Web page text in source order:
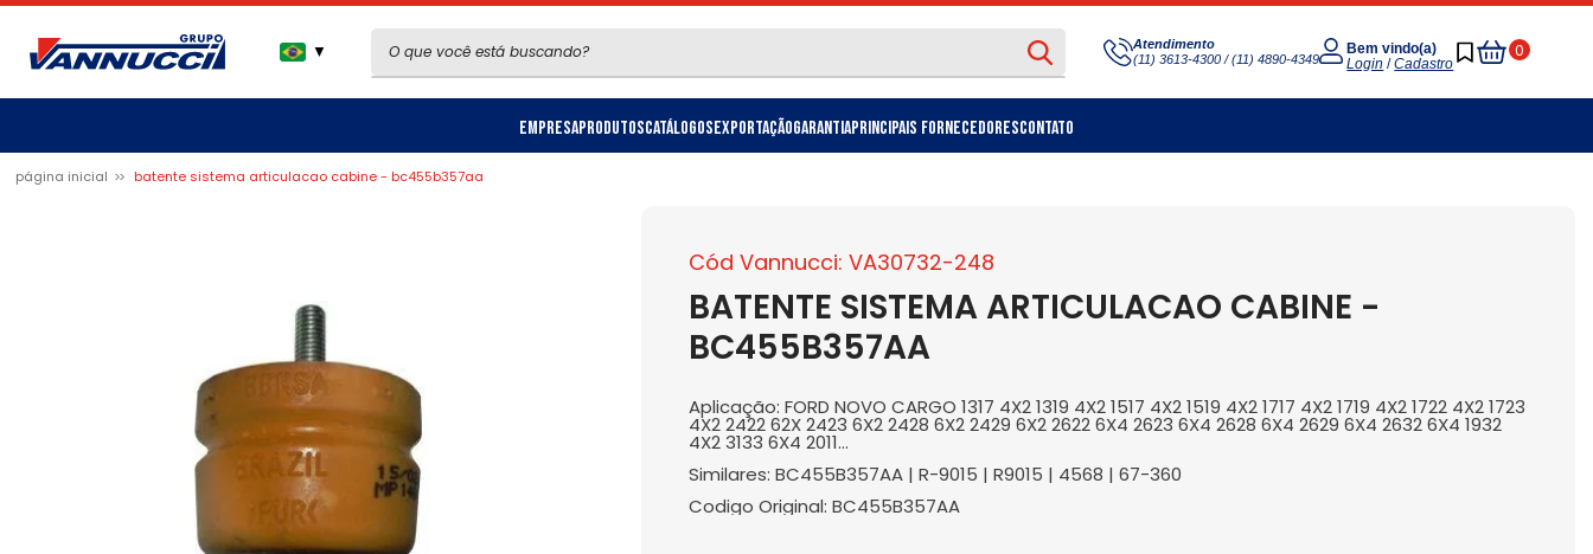
▼
Atendimento
(11) 3613-4300 / (11) 4890-4349
Bem vindo(a)
Login /Cadastro
0
Meu
Carrinho
EmpresaProdutosCatálogosExportaçãoGarantiaPrincipais FornecedoresContato
página inicial batente sistema articulacao cabine - bc455b357aa
Cód Vannucci: VA30732-248
BATENTE SISTEMA ARTICULACAO CABINE -
BC455B357AA
Aplicação: FORD NOVO CARGO 1317 4X2 1319 4X2 1517 4X2 1519 4X2 1717 4X2 1719 4X2 1722 4X2 1723
4X2 2422 62X 2423 6X2 2428 6X2 2429 6X2 2622 6X4 2623 6X4 2628 6X4 2629 6X4 2632 6X4 1932
4X2 3133 6X4 2011...
Similares: BC455B357AA | R-9015 | R9015 | 4568 | 67-360
Codigo Original: BC455B357AA